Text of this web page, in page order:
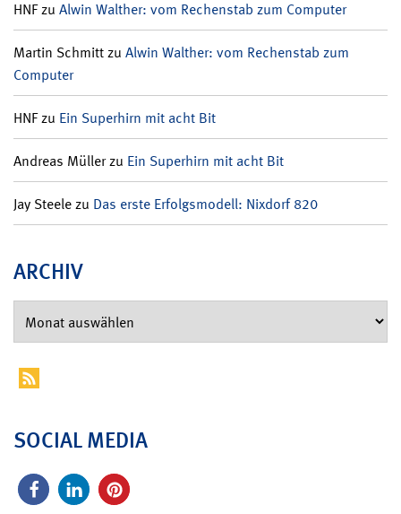
HNFzu Alwin Walther: vom Rechenstab zum Computer
Martin Schmittzu Alwin Walther: vom Rechenstab zum
Computer
HNFzu Ein Superhirn mit acht Bit
Andreas Müllerzu Ein Superhirn mit acht Bit
Jay Steelezu Das erste Erfolgsmodell: Nixdorf 820
ARCHIV
SOCIAL MEDIA